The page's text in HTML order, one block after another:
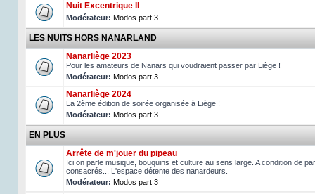
Nuit Excentrique II
Modérateur: Modos part 3
LES NUITS HORS NANARLAND
Nanarliège 2023
Pour les amateurs de Nanars qui voudraient passer par Liège !
Modérateur: Modos part 3
Nanarliège 2024
La 2ème édition de soirée organisée à Liège !
Modérateur: Modos part 3
EN PLUS
Arrête de m'jouer du pipeau
Ici on parle musique, bouquins et culture au sens large. A condition de
consacrés... L'espace détente des nanardeurs.
Modérateur: Modos part 3